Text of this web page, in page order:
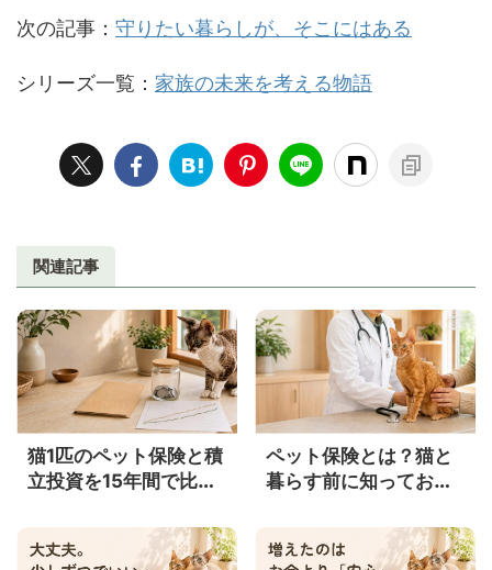
次の記事： 守りたい暮らしが、そこにはある
シリーズ一覧： 家族の未来を考える物語
関連記事
猫1匹のペット保険と積
立投資を15年間で比較
らになる？
ペット保険とは？猫と
暮らす前に知っておき
ト・注意点をやさしく
解説